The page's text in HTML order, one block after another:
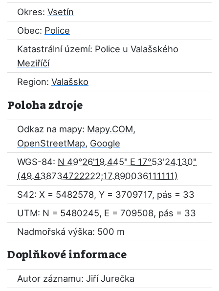
Okres: Vsetín
Obec: Police
Katastrální území: Police u Valašského
Meziříčí
Region: Valašsko
Poloha zdroje
Odkaz na mapy: Mapy.COM,
OpenStreetMap, Google
WGS-84: N 49°26'19.445" E 17°53'24.130"
S42: X = 5482578, Y = 3709717, pás = 33
UTM: N = 5480245, E = 709508, pás = 33
Nadmořská výška: 500 m
Doplňkové informace
Autor záznamu: Jiří Jurečka